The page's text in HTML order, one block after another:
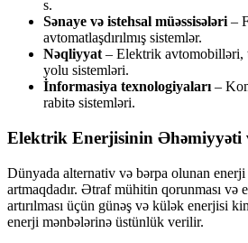
s.
Sənaye və istehsal müəssisələri –
avtomatlaşdırılmış sistemlər.
Nəqliyyat – Elektrik avtomobilləri,
yolu sistemləri.
İnformasiya texnologiyaları –
rabitə sistemləri.
Elektrik Enerjisinin Əhəmiyyəti
Dünyada alternativ və bərpa olunan
artmaqdadır. Ətraf mühitin qorunması və
artırılması üçün günəş və külək enerjisi
enerji mənbələrinə üstünlük verilir.